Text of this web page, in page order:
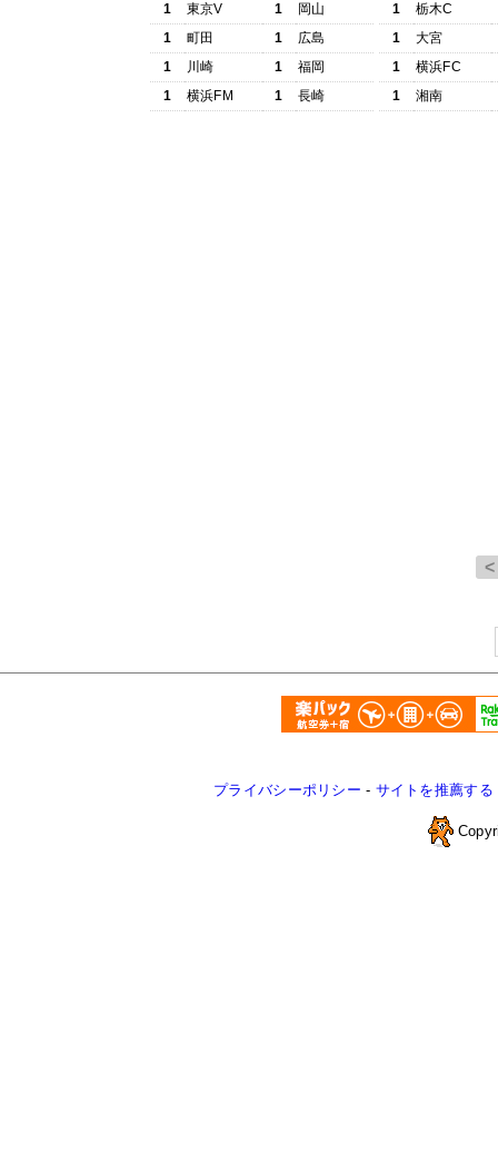
1
東京V 1
岡山
1
町田 1
広島
1
川崎 1
福岡
1
横浜FM 1 長崎
1
栃木C
1
大宮
1
横浜FC
1
湘南
プライバシーポリシー - サイトを推薦する